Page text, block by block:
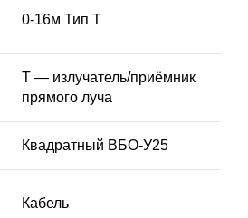
0-16м Тип T
Т — излучатель/приёмник
прямого луча
Квадратный ВБО-У25
Кабель